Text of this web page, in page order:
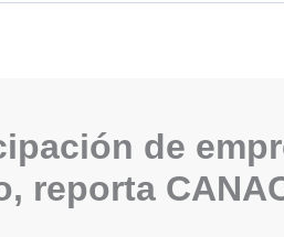
de
reporta